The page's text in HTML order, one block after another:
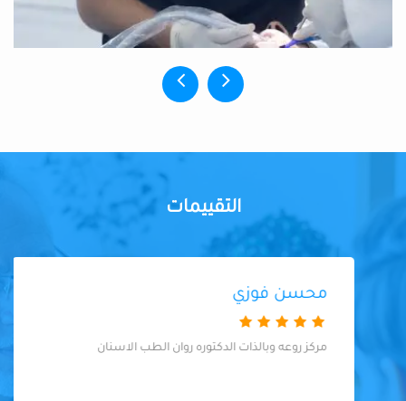
التقييمات
محسن فوزي
مركز روعه وبالذات الدكتوره روان الطب الاسنان